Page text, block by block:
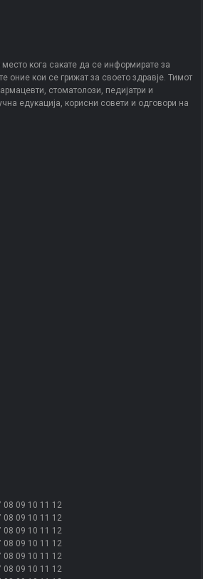
кога сакате да се информирате за
оние кои се грижат за своето здравје. Тимот
стоматолози, педијатри и
едукација, корисни совети и одговори на
08 09 10 11 12
08 09 10 11 12
08 09 10 11 12
08 09 10 11 12
08 09 10 11 12
08 09 10 11 12